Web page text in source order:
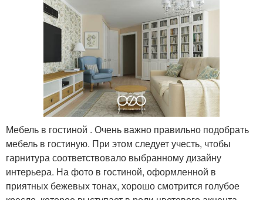
Мебель в гостиной . Очень важно правильно подобрать
мебель в гостиную. При этом следует учесть, чтобы
гарнитура соответствовало выбранному дизайну
интерьера. На фото в гостиной, оформленной в
приятных бежевых тонах, хорошо смотрится голубое